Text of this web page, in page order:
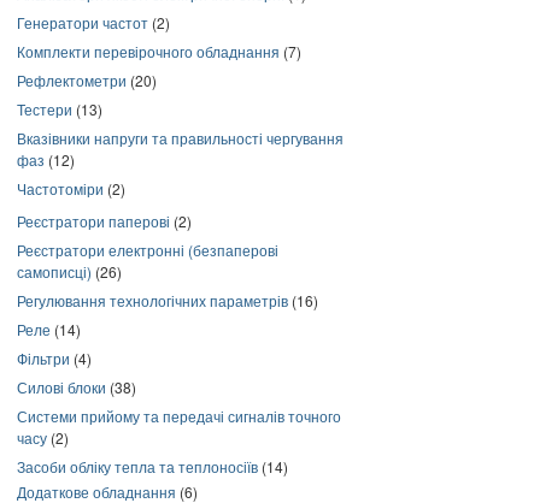
Генератори частот (2)
Комплекти перевірочного обладнання (7)
Рефлектометри (20)
Тестери (13)
Вказівники напруги та правильності чергування
фаз (12)
Частотоміри (2)
Реєстратори паперові (2)
Реєстратори електронні (безпаперові
самописці) (26)
Регулювання технологічних параметрів (16)
Реле (14)
Фільтри (4)
Силові блоки (38)
Системи прийому та передачі сигналів точного
часу (2)
Засоби обліку тепла та теплоносіїв (14)
Додаткове обладнання (6)